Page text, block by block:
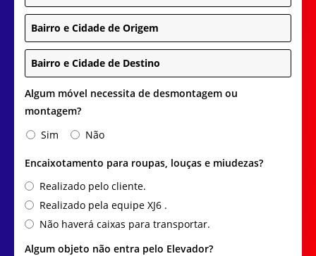
Bairro e Cidade de Origem
Bairro e Cidade de Destino
Algum móvel necessita de desmontagem ou
montagem?
Sim
Não
Encaixotamento para roupas, louças e miudezas?
Realizado pelo cliente.
Realizado pela equipe XJ6 .
Não haverá caixas para transportar.
Algum objeto não entra pelo Elevador?